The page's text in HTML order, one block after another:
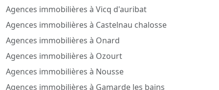
Agences immobilières à Vicq d'auribat
Agences immobilières à Castelnau chalosse
Agences immobilières à Onard
Agences immobilières à Ozourt
Agences immobilières à Nousse
Agences immobilières à Gamarde les bains